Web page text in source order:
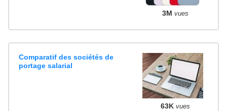
3M vues
Comparatif des sociétés de
portage salarial
63K vues